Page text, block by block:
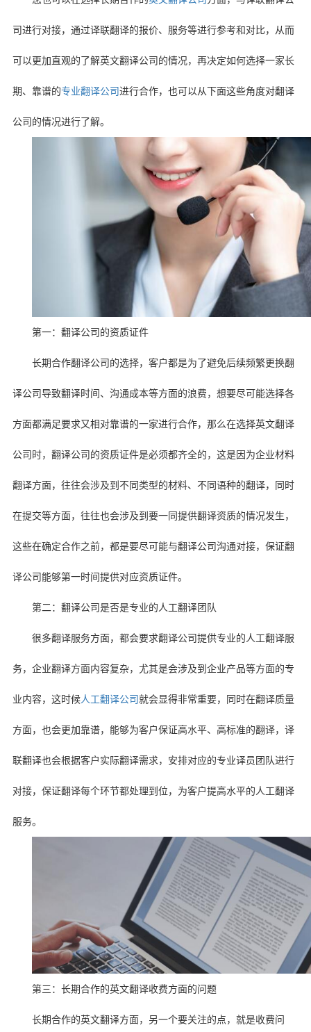
司进行对接，通过译联翻译的报价、服务等进行参考和对比，从而
可以更加直观的了解英文翻译公司的情况，再决定如何选择一家长
期、靠谱的专业翻译公司 进行合作，也可以从下面这些角度对翻译
公司的情况进行了解。
第一：翻译公司的资质证件
长期合作翻译公司的选择，客户都是为了避免后续频繁更换翻
译公司导致翻译时间、沟通成本等方面的浪费，想要尽可能选择各
方面都满足要求又相对靠谱的一家进行合作，那么在选择英文翻译
公司时，翻译公司的资质证件是必须都齐全的，这是因为企业材料
翻译方面，往往会涉及到不同类型的材料、不同语种的翻译，同时
在提交等方面，往往也会涉及到要一同提供翻译资质的情况发生，
这些在确定合作之前，都是要尽可能与翻译公司沟通对接，保证翻
译公司能够第一时间提供对应资质证件。
第二：翻译公司是否是专业的人工翻译团队
很多翻译服务方面，都会要求翻译公司提供专业的人工翻译服
务，企业翻译方面内容复杂，尤其是会涉及到企业产品等方面的专
业内容，这时候人工翻译公司就会显得非常重要，同时在翻译质量
方面，也会更加靠谱，能够为客户保证高水平、高标准的翻译，译
联翻译也会根据客户实际翻译需求，安排对应的专业译员团队进行
对接，保证翻译每个环节都处理到位，为客户提高水平的人工翻译
服务。
第三：长期合作的英文翻译收费方面的问题
长期合作的英文翻译方面，另一个要关注的点，就是收费问